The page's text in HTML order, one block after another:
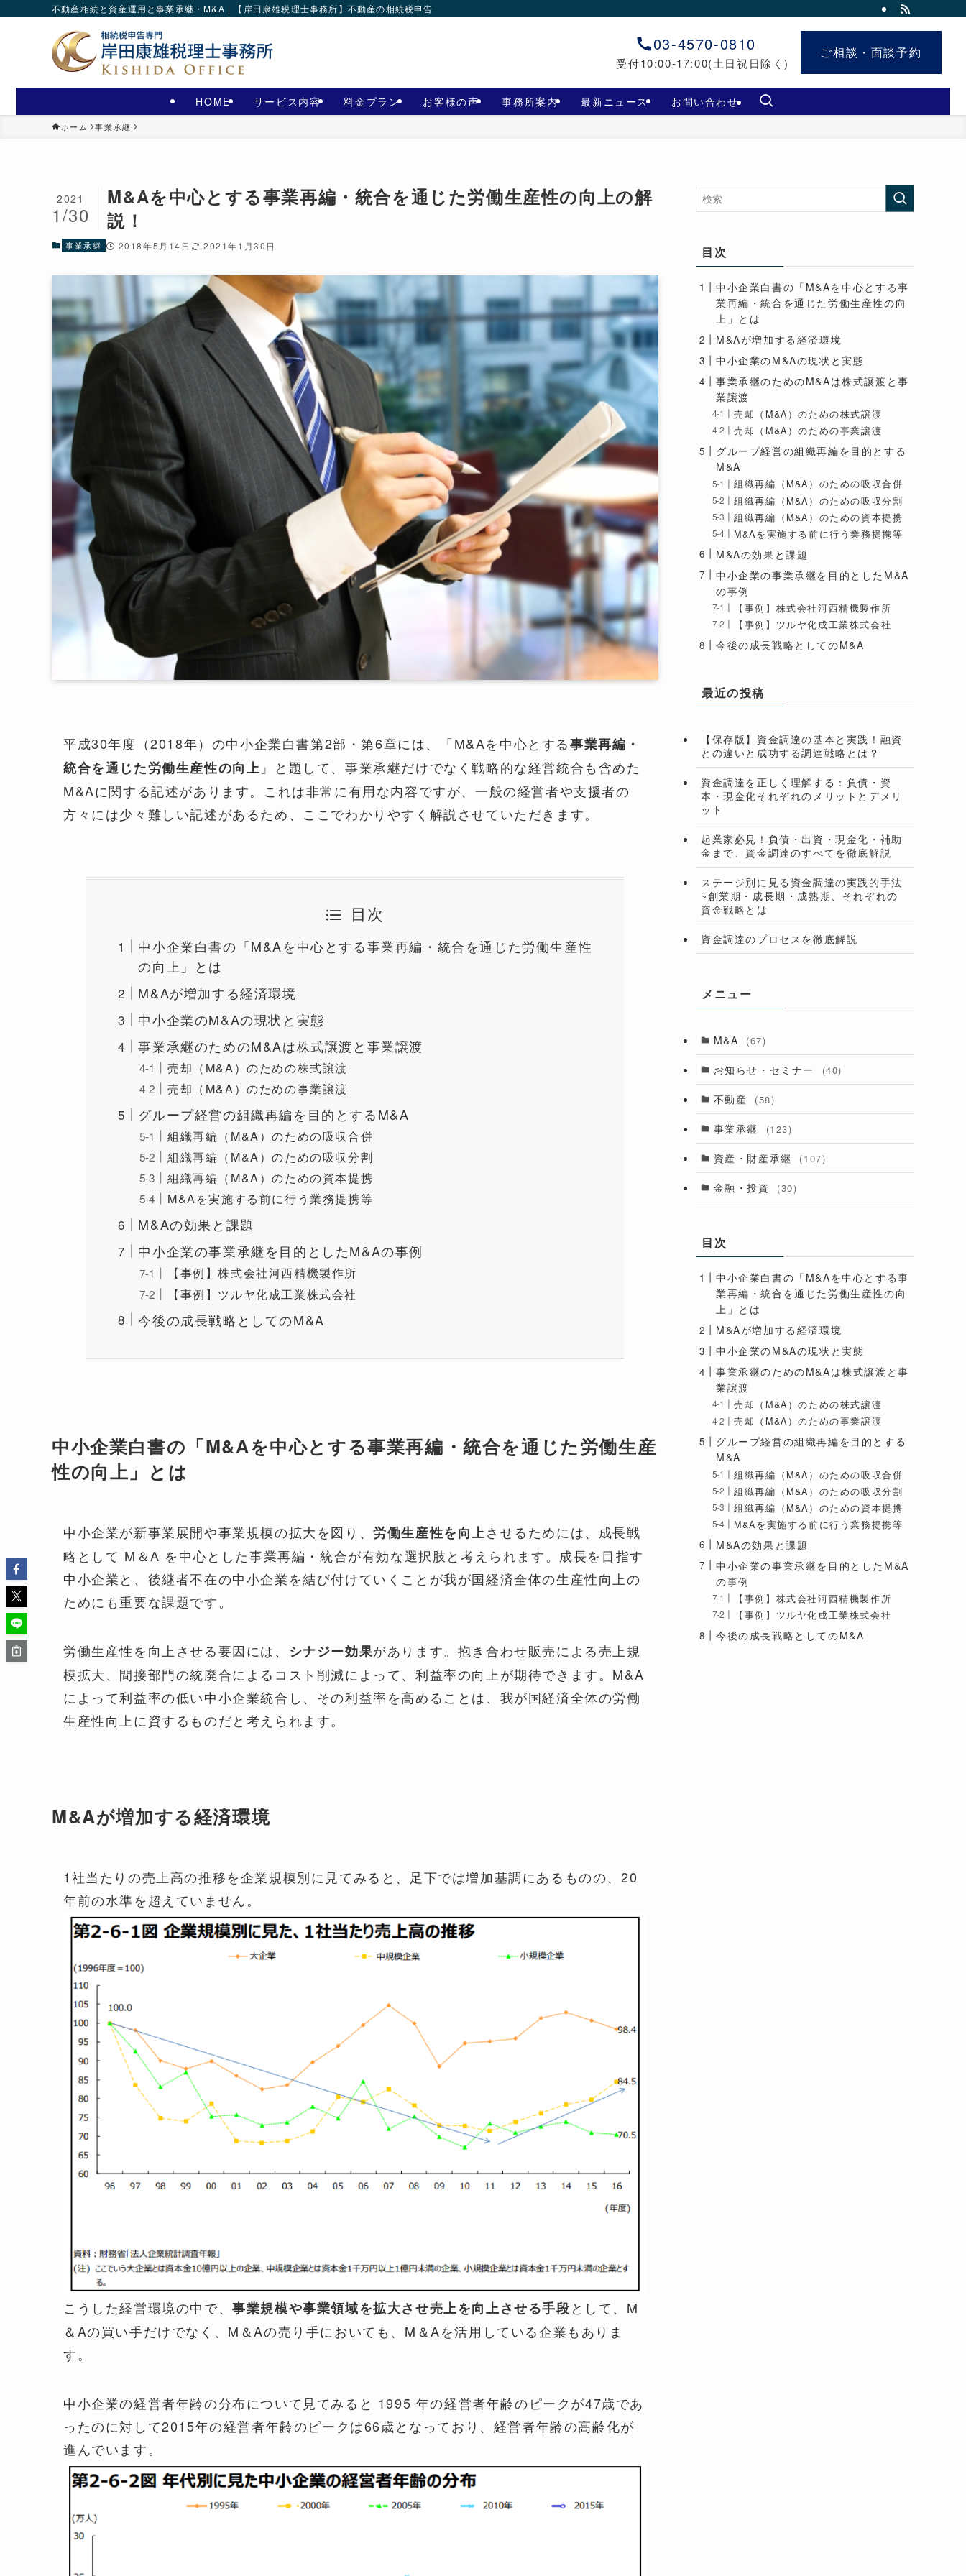
不動産相続と資産運用と事業承継・M&A | 【岸田康雄税理士事務所】不動産の相続税申告
HOME サービス内容 料金プラン お客様の声 事務所案内 最新ニュース お問い合わせ
03-4570-0810
受付10:00-17:00(土日祝日除く)
ご相談・面談予約
ホーム 事業承継
M&Aを中心とする事業再編・統合を通じた労働生産性の向上の解
説！
2021
1/30
事業承継 2018年5月14日 2021年1月30日
平成30年度（2018年）の中小企業白書第2部・第6章には、「M&Aを中心とする事業再編・
統合を通じた労働生産性の向上 」と題して、事業承継だけでなく戦略的な経営統合も含めた
M&Aに関する記述があります。これは非常に有用な内容ですが、一般の経営者や支援者の
方々には少々難しい記述があるため、ここでわかりやすく解説させていただきます。
目次
中小企業白書の「M&Aを中心とする事業再編・統合を通じた労働生産性
の向上」とは
M&Aが増加する経済環境
中小企業のM&Aの現状と実態
事業承継のためのM&Aは株式譲渡と事業譲渡
売却（M&A）のための株式譲渡
売却（M&A）のための事業譲渡
グループ経営の組織再編を目的とするM&A
組織再編（M&A）のための吸収合併
組織再編（M&A）のための吸収分割
組織再編（M&A）のための資本提携
M&Aを実施する前に行う業務提携等
M&Aの効果と課題
中小企業の事業承継を目的としたM&Aの事例
【事例】株式会社河西精機製作所
【事例】ツルヤ化成工業株式会社
今後の成長戦略としてのM&A
中小企業白書の「M&Aを中心とする事業再編・統合を通じた労働生産
性の向上」とは
中小企業が新事業展開や事業規模の拡大を図り、労働生産性を向上させるためには、成長戦
略として M＆A を中心とした事業再編・統合が有効な選択肢と考えられます。成長を目指す
中小企業と、後継者不在の中小企業を結び付けていくことが我が国経済全体の生産性向上の
ためにも重要な課題です。
労働生産性を向上させる要因には、 シナジー効果があります。抱き合わせ販売による売上規
模拡大、間接部門の統廃合によるコスト削減によって、利益率の向上が期待できます。M&A
によって利益率の低い中小企業統合し、その利益率を高めることは、我が国経済全体の労働
生産性向上に資するものだと考えられます。
M&Aが増加する経済環境
1社当たりの売上高の推移を企業規模別に見てみると、足下では増加基調にあるものの、20
年前の水準を超えていません。
こうした経営環境の中で、事業規模や事業領域を拡大させ売上を向上させる手段として、M
＆Aの買い手だけでなく、M＆Aの売り手においても、M＆Aを活用している企業もありま
す。
中小企業の経営者年齢の分布について見てみると 1995 年の経営者年齢のピークが47歳であ
ったのに対して2015年の経営者年齢のピークは66歳となっており、経営者年齢の高齢化が
進んでいます。
目次
中小企業白書の「M&Aを中心とする事
業再編・統合を通じた労働生産性の向
上」とは
M&Aが増加する経済環境
中小企業のM&Aの現状と実態
事業承継のためのM&Aは株式譲渡と事
業譲渡
売却（M&A）のための株式譲渡
売却（M&A）のための事業譲渡
グループ経営の組織再編を目的とする
M&A
組織再編（M&A）のための吸収合併
組織再編（M&A）のための吸収分割
組織再編（M&A）のための資本提携
M&Aを実施する前に行う業務提携等
M&Aの効果と課題
中小企業の事業承継を目的としたM&A
の事例
【事例】株式会社河西精機製作所
【事例】ツルヤ化成工業株式会社
今後の成長戦略としてのM&A
最近の投稿
【保存版】資金調達の基本と実践！融資
との違いと成功する調達戦略とは？
資金調達を正しく理解する：負債・資
本・現金化それぞれのメリットとデメリ
ット
起業家必見！負債・出資・現金化・補助
金まで、資金調達のすべてを徹底解説
ステージ別に見る資金調達の実践的手法
~創業期・成長期・成熟期、それぞれの
資金戦略とは
資金調達のプロセスを徹底解説
メニュー
M&A (67)
お知らせ・セミナー (40)
不動産 (58)
事業承継 (123)
資産・財産承継 (107)
金融・投資 (30)
目次
中小企業白書の「M&Aを中心とする事
業再編・統合を通じた労働生産性の向
上」とは
M&Aが増加する経済環境
中小企業のM&Aの現状と実態
事業承継のためのM&Aは株式譲渡と事
業譲渡
売却（M&A）のための株式譲渡
売却（M&A）のための事業譲渡
グループ経営の組織再編を目的とする
M&A
組織再編（M&A）のための吸収合併
組織再編（M&A）のための吸収分割
組織再編（M&A）のための資本提携
M&Aを実施する前に行う業務提携等
M&Aの効果と課題
中小企業の事業承継を目的としたM&A
の事例
【事例】株式会社河西精機製作所
【事例】ツルヤ化成工業株式会社
今後の成長戦略としてのM&A